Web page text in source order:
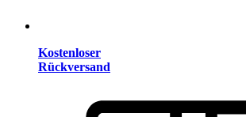
Kostenloser
Rückversand